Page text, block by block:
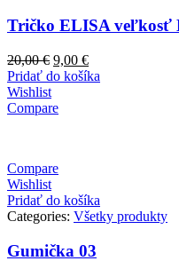
Tričko ELISA veľkosť
20,00€ Pôvodná
cena
20,00 €.
9,00 €Aktuálna
cena
Pridať do košíka
Wishlist
Compare
Compare
Wishlist
Pridať do košíka
Categories: Všetky produkty
Gumička 03